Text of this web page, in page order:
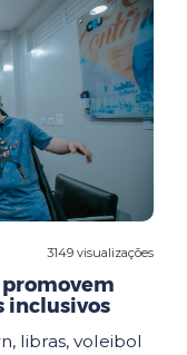
3149 visualizações
promovem
inclusivos
libras, voleibol